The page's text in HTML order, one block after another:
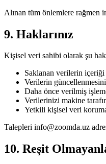
Alınan tüm önlemlere rağmen
9. Haklarınız
Kişisel veri sahibi olarak şu
Saklanan verilerin içeriği
Verilerin
Daha önce verilmiş
Verilerinizi makine
Yetkili kişisel veri
Talepleri info@zoomda.uz
10. Reşit